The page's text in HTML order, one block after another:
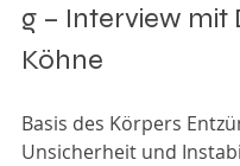
g – Interview mit
Köhne
Basis des Körpers
Unsicherheit und